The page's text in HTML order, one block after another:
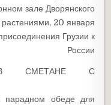
зале Дворянского
20 января
Грузии к
России
СМЕТАНЕ С
парадном обеде для